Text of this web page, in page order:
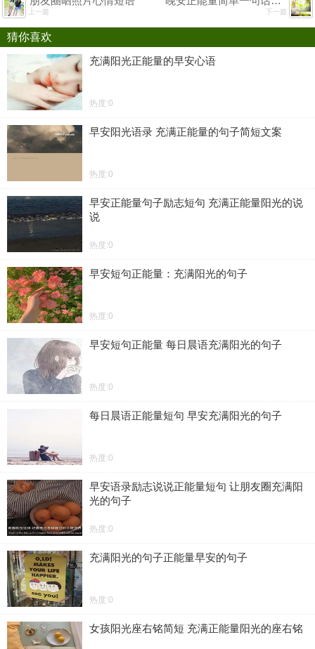
上一篇 下一篇
猜你喜欢
充满阳光正能量的早安心语
热度:0
早安阳光语录 充满正能量的句子简短文案
热度:0
早安正能量句子励志短句 充满正能量阳光的说
说
热度:0
早安短句正能量：充满阳光的句子
热度:0
早安短句正能量 每日晨语充满阳光的句子
热度:0
每日晨语正能量短句 早安充满阳光的句子
热度:0
早安语录励志说说正能量短句 让朋友圈充满阳
光的句子
热度:0
充满阳光的句子正能量早安的句子
热度:0
女孩阳光座右铭简短 充满正能量阳光的座右铭